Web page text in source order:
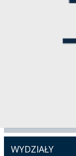
WYDZIAŁY